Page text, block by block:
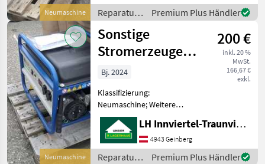
Neumaschine
Ersatzteile Sonstige
Reparatur und Ersatzteile
Reparatur
und
Ersatzteile
/ Sonstige
Premium Plus Händler
Neumaschine
Sonstige
Stromerzeuger
Endress
200 €
inkl. 20 %
MwSt.
166,67 €
exkl.
Bj. 2024
Klassifizierung:
Neumaschine; Weitere
Maschinenmerkmale:
Endress Stromerzeuger ESE
3000BS Reparatur und
Ersatzteile Sonstige
LH Innviertel-Traunviertel-Urfahr eGen, Geinberg
4943 Geinberg
Reparatur
Premium Plus Händler